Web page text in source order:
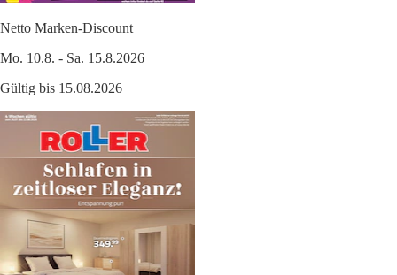
Netto Marken-Discount
Mo. 10.8. - Sa. 15.8.2026
Gültig bis 15.08.2026